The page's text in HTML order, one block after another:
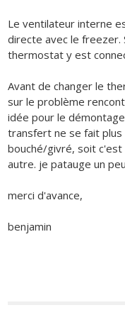
Le ventilateur interne
directe avec le freezer.
thermostat y est
Avant de changer le
sur le problème
idée pour le
transfert ne se fait
bouché/givré, soit
autre. je patauge un
merci d'avance,
benjamin